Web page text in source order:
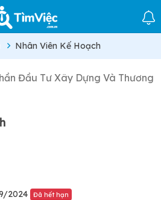
Nhân Viên Kế Hoạch
Đầu Tư Xây Dựng Và Thương
2024
Đã hết hạn